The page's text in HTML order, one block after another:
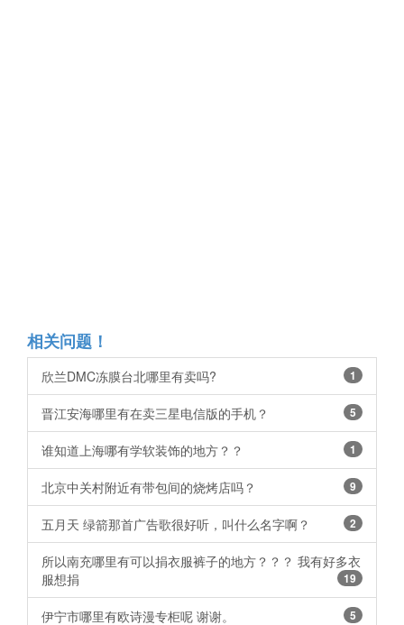
相关问题！
欣兰DMC冻膜台北哪里有卖吗? 1
晋江安海哪里有在卖三星电信版的手机？ 5
谁知道上海哪有学软装饰的地方？？ 1
北京中关村附近有带包间的烧烤店吗？ 9
五月天 绿箭那首广告歌很好听，叫什么名字啊？ 2
所以南充哪里有可以捐衣服裤子的地方？？？ 我有好多衣
服想捐
19
伊宁市哪里有欧诗漫专柜呢 谢谢。 ​​​​ 5